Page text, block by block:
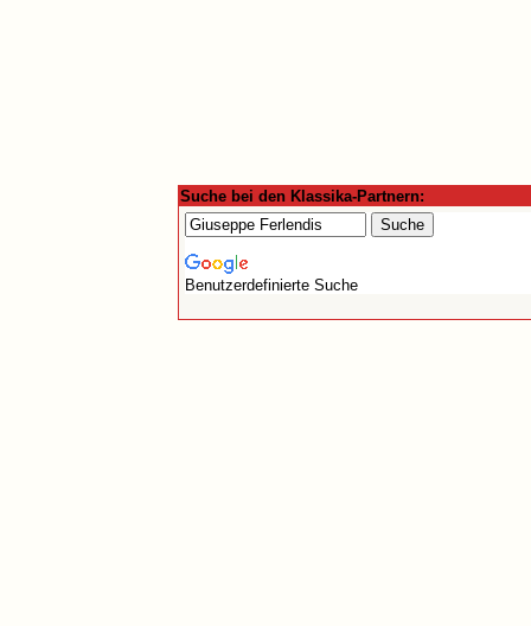
Suche bei den Klassika-Partnern:
Benutzerdefinierte Suche